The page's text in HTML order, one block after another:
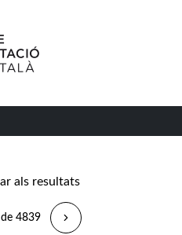
als resultats
4839